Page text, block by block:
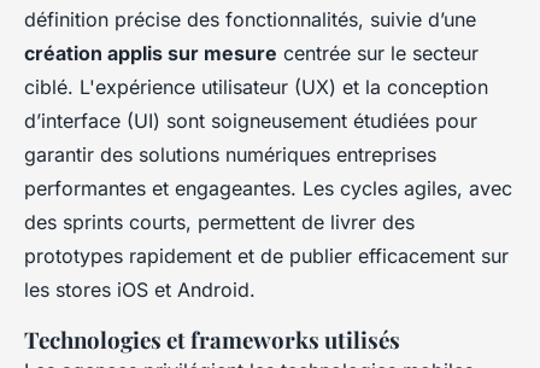
définition précise des fonctionnalités, suivie d’une
création applis sur mesure centrée sur le secteur
ciblé. L'expérience utilisateur (UX) et la conception
d’interface (UI) sont soigneusement étudiées pour
garantir des solutions numériques entreprises
performantes et engageantes. Les cycles agiles, avec
des sprints courts, permettent de livrer des
prototypes rapidement et de publier efficacement sur
les stores iOS et Android.
Technologies et frameworks utilisés